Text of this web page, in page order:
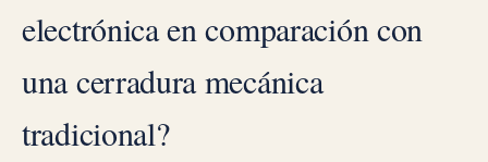
electrónica en comparación con
una cerradura mecánica
tradicional?